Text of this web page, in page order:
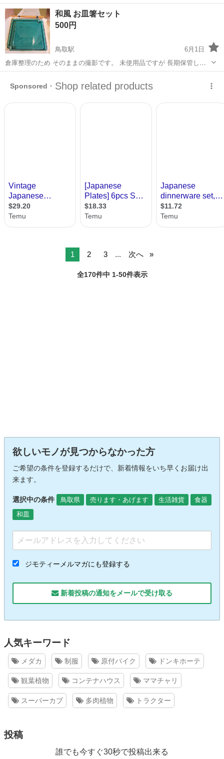
《お仕事No.NS0089》 お仕事について 車の組立作業です。専用レール
に乗って流れてくる車の骨組みに、車内外の各部品・ハンドル・足回
り・ドア・シートなどの各...
岡山 倉敷市 水島駅 その他
和風 お皿箸セット
500円
鳥取駅
6月1日
倉庫整理のため そのままの撮影です。 未使用品ですが 長期保管して
たので 箱に汚れがあります。 ご了承を よろしくお願いいたします。
直接取りに来れない方は あんしん返済機能で 再出品いたしますので
1 2 3 ... 次へ
全170件中 1-50件表示
欲しいモノが見つからなかった方
ご希望の条件を登録するだけで、新着情報をいち早くお届け出
来ます。
選択中の条件 鳥取県 売ります・あげます 生活雑貨
食器
和皿
ジモティーメルマガにも登録する
新着投稿の通知をメールで受け取る
人気キーワード
メダカ 制服 原付バイク ドンキホーテ
観葉植物 コンテナハウス ママチャリ
スーパーカブ 多肉植物 トラクター
投稿
誰でも今すぐ30秒で投稿出来る